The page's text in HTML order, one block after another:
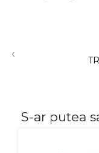
‹
S-ar putea